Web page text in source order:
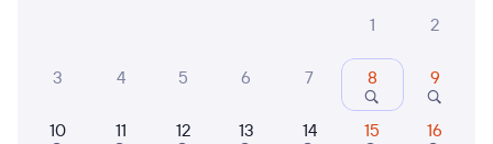
Куда
Когда
1
2
3 4 5 6 7 8 9
10 11 12 13 14 15 16